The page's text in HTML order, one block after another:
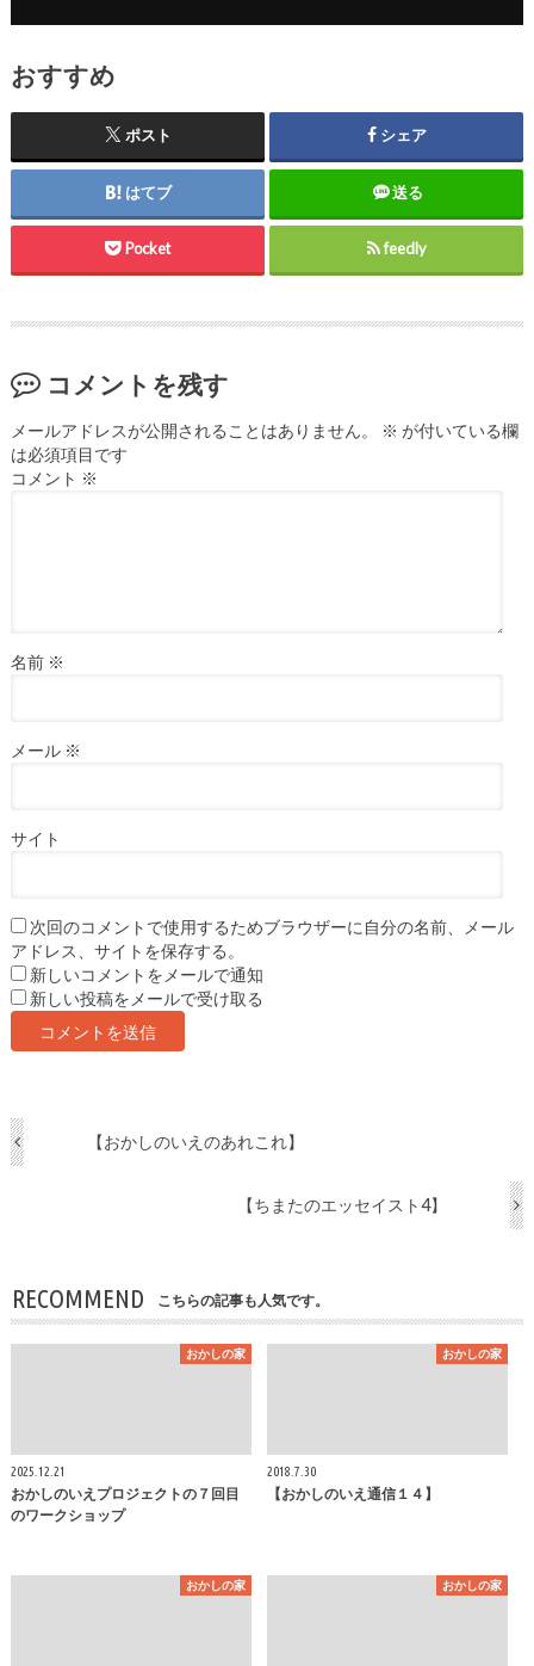
おすすめ
ポスト シェア
はてブ 送る
Pocket feedly
コメントを残す
メールアドレスが公開されることはありません。 ※ が付いている欄
は必須項目です
コメント ※
名前 ※
メール ※
サイト
次回のコメントで使用するためブラウザーに自分の名前、メール
アドレス、サイトを保存する。
新しいコメントをメールで通知
新しい投稿をメールで受け取る
【おかしのいえのあれこれ】
【ちまたのエッセイスト4】
RECOMMEND こちらの記事も人気です。
おかしの家
2025.12.21
おかしのいえプロジェクトの７回目
のワークショップ
おかしの家
2018.7.30
【おかしのいえ通信１４】
おかしの家 おかしの家